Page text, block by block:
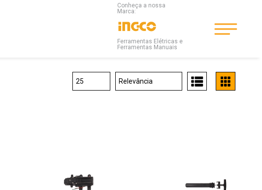
Conheça a nossa
Marca:
Ferramentas Elétricas e
Ferramentas Manuais